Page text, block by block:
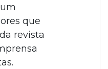
que
revista